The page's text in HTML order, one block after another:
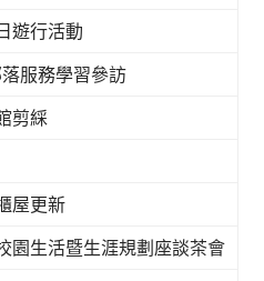
遊行活動
服務學習參訪
剪綵
屋更新
園生活暨生涯規劃座談茶會